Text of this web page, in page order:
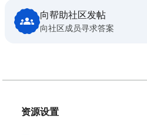
向帮助社区发帖
向社区成员寻求答案
资源设置